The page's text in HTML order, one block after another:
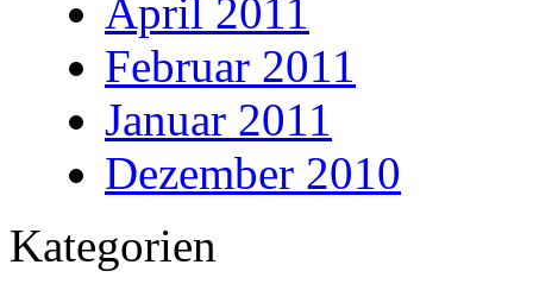
April 2011
Februar 2011
Januar 2011
Dezember 2010
Kategorien